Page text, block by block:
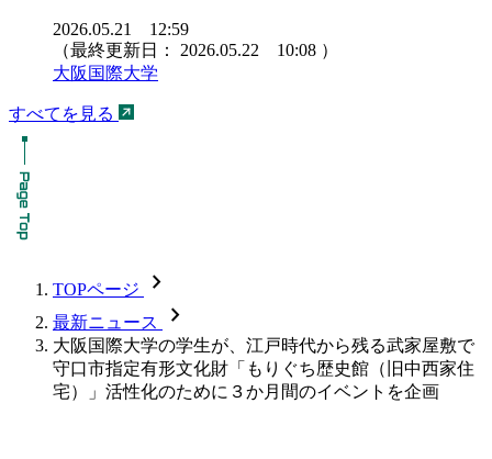
2026.05.21 12:59
（最終更新日： 2026.05.22 10:08 ）
大阪国際大学
すべてを見る
TOPページ chevron_forward
最新ニュース chevron_forward
大阪国際大学の学生が、江戸時代から残る武家屋敷で
守口市指定有形文化財「もりぐち歴史館（旧中西家住
宅）」活性化のために３か月間のイベントを企画